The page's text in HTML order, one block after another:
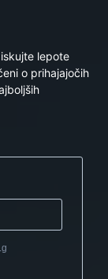
lepote
o prihajajočih